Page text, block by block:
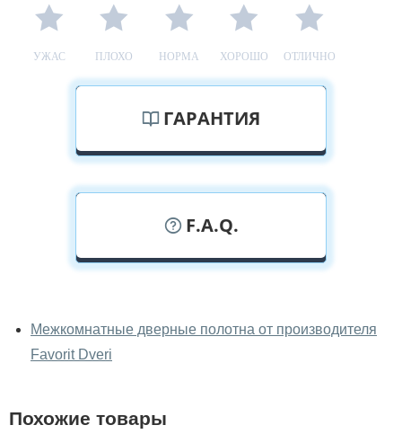
УЖАС ПЛОХО НОРМА ХОРОШО ОТЛИЧНО
ГАРАНТИЯ
F.A.Q.
полотна вживую?
Да, можно посмотреть дверные полотна в нашем
У вас большой магазин?
Межкомнатные дверные полотна от производителя
Favorit Dveri
Похожие товары